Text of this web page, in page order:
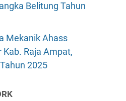
Belitung Tahun
Mekanik Ahass
Raja Ampat,
2025